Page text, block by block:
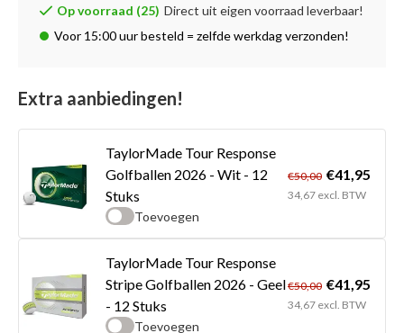
Op voorraad (25) Direct uit eigen voorraad leverbaar!
Voor 15:00 uur besteld = zelfde werkdag verzonden!
Extra aanbiedingen!
TaylorMade Tour Response
Golfballen 2026 - Wit - 12
Stuks
Toevoegen
€50,00 €41,95
34,67 excl. BTW
TaylorMade Tour Response
Stripe Golfballen 2026 - Geel
- 12 Stuks
Toevoegen
€50,00 €41,95
34,67 excl. BTW